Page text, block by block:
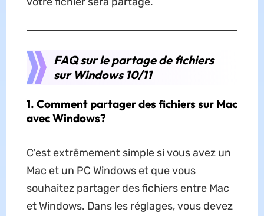
FAQ sur le partage de fichiers
sur Windows 10/11
1. Comment partager des fichiers sur Mac
avec Windows?
C'est extrêmement simple si vous avez un
Mac et un PC Windows et que vous
souhaitez partager des fichiers entre Mac
et Windows. Dans les réglages, vous devez